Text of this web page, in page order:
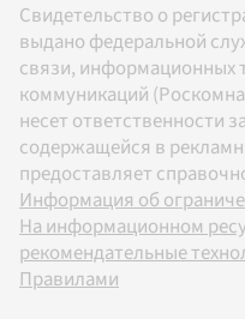
Свидетельство о
выдано федеральной
связи, информационных
коммуникаций
несет ответственности
содержащейся в
предоставляет
Информация об
На информационном
рекомендательные
Правилами